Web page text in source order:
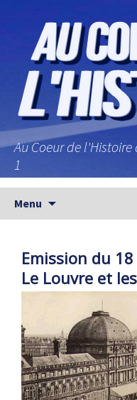
Au Coeur de
1
Menu
Emission du
Le Louvre et